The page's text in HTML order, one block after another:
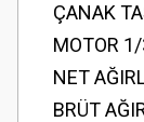
ÇANAK
MOTOR
NET
BRÜT